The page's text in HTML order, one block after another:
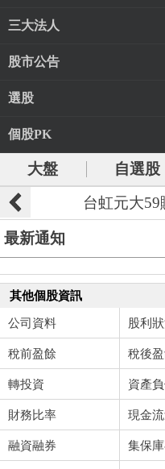
三大法人
股市公告
選股
個股PK
大盤 自選股
台虹元大59
最新通知
其他個股資訊
公司資料 股利
稅前盈餘 稅後
轉投資 資產
財務比率 現金
融資融券 集保